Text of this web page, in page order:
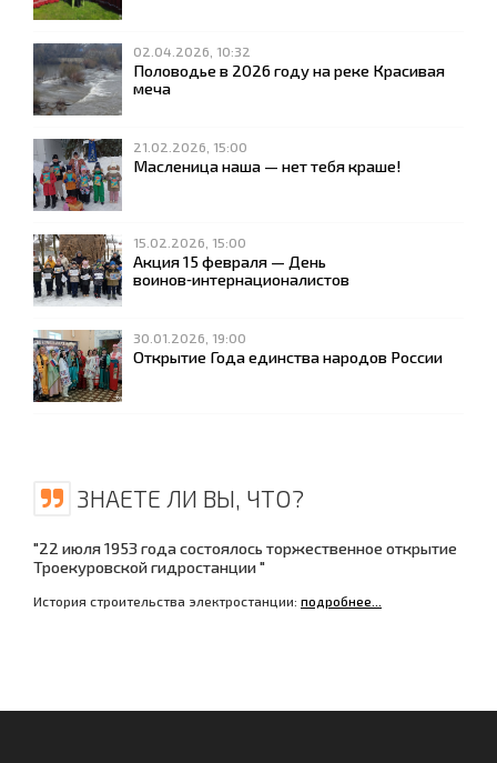
02.04.2026, 10:32
Половодье в 2026 году на реке Красивая
меча
21.02.2026, 15:00
Масленица наша — нет тебя краше!
15.02.2026, 15:00
Акция 15 февраля — День
воинов‑интернационалистов
30.01.2026, 19:00
Открытие Года единства народов России
ЗНАЕТЕ ЛИ ВЫ, ЧТО?
"22 июля 1953 года состоялось торжественное открытие
Троекуровской гидростанции "
История строительства электростанции: подробнее...